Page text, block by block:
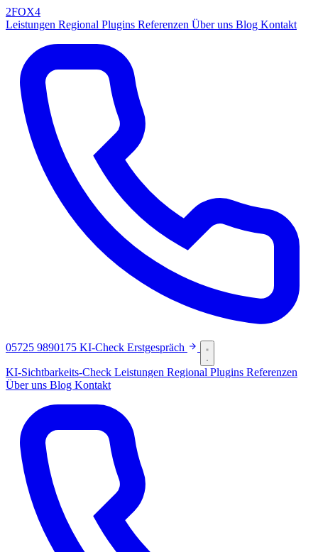
2FOX4
Leistungen Regional Plugins Referenzen Über uns Blog Kontakt
05725 9890175 KI-Check Erstgespräch
KI-Sichtbarkeits-Check Leistungen Regional Plugins Referenzen
Über uns Blog Kontakt